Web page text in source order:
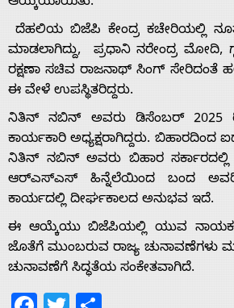
Home
About
Us
Advertise
With
ದೆಹಲಿಯ ಬಿಜೆಪಿ ಕೇಂದ್ರ ಕಚೇರಿಯಲ್ಲಿ
ಮಾಡಲಾಗಿದ್ದು, ಪ್ರಧಾನಿ ನರೇಂದ್ರ
ರಕ್ಷಣಾ ಸಚಿವ ರಾಜನಾಥ್ ಸಿಂಗ್ ಸೇರಿದಂತೆ
ಈ ವೇಳೆ ಉಪಸ್ಥಿತರಿದ್ದರು.
ನಿತಿನ್ ನಬಿನ್ ಅವರು ಡಿಸೆಂಬರ್ 2025
ಕಾರ್ಯಕಾರಿ ಅಧ್ಯಕ್ಷರಾಗಿದ್ದರು. ಬಿಹಾರದಿಂದ
ನಿತಿನ್ ನಬಿನ್ ಅವರು ಬಿಹಾರ ಸರ್ಕಾರದಲ್ಲಿ
ಆರ್‌ಎಸ್‌ಎಸ್ ಹಿನ್ನೆಲೆಯಿಂದ ಬಂದ‌
ಕಾರ್ಯದಲ್ಲಿ ದೀರ್ಘಕಾಲದ ಅನುಭವ ಇದೆ.
ಈ ಆಯ್ಕೆಯು ಬಿಜೆಪಿಯಲ್ಲಿ ಯುವ
ಜೊತೆಗೆ ಮುಂಬರುವ ರಾಜ್ಯ ಚುನಾವಣೆಗಳು
ಚುನಾವಣೆಗೆ ಸಿದ್ಧತೆಯ ಸಂಕೇತವಾಗಿದೆ.